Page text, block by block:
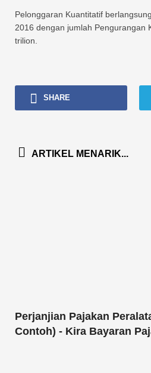
Pelonggaran Kuantitatif
2016 dengan jumlah Pengurangan
trilion.
SHARE
ARTIKEL MENARIK...
Perjanjian Pajakan
Contoh) - Kira Bayaran